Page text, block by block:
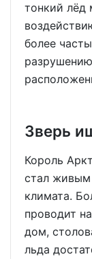
тонкий лёд
более
Зверь
Король
стал живым
климата.
проводит
дом,
льда